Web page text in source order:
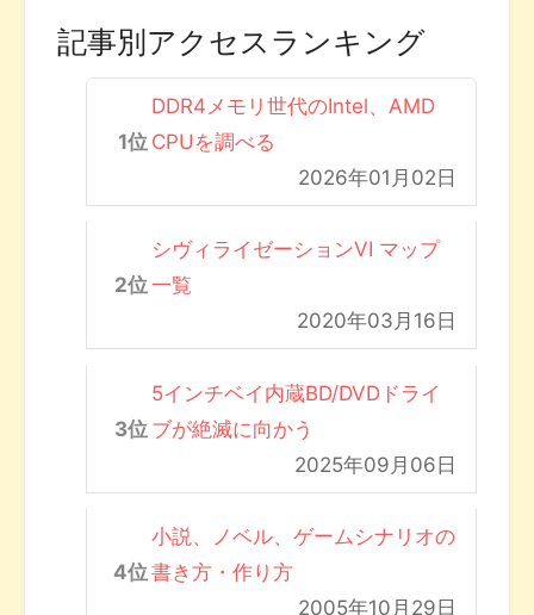
記事別アクセスランキング
DDR4メモリ世代のIntel、AMD
CPUを調べる
2026年01月02日
シヴィライゼーションVI マップ
一覧
2020年03月16日
5インチベイ内蔵BD/DVDドライ
ブが絶滅に向かう
2025年09月06日
小説、ノベル、ゲームシナリオの
書き方・作り方
2005年10月29日